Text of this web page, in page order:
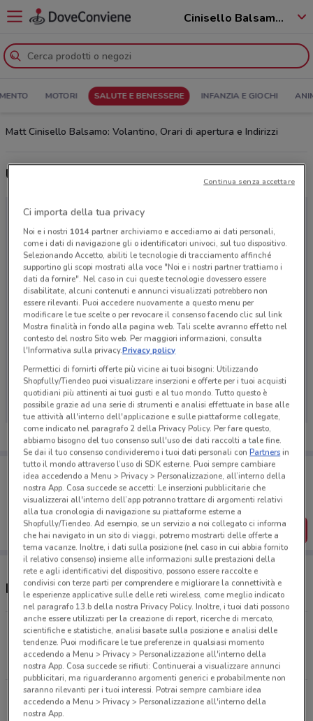
Cinisello Balsamo - 20092
MOTORI SALUTE E BENESSERE INFANZIA E GIOCHI
Matt Cinisello Balsamo: Volantino, Orari di apertura e Indirizzi
Ultime offerte del volantino Matt
Ci dispiace, al momento non abbiamo pubblicato
volantini nella tua zona. Riprova più tardi.
Porta DoveConviene sempre con te!
Puoi trovare le migliori offerte dei negozi vicino a te,
salvarle e creare la tua lista del risparmio, comodamente
dal tuo cellulare.
SCARICA L’APP
Negozi Matt a Cinisello Balsamo
Viale Fulvio Testi Angolo Via Giuseppe Sirtori
Cinisello Balsamo
1 km
APERTO
Viale Brianza, 2 Cinisello Balsamo
1.2 km
Ci importa della tua privacy
Noi e i nostri 1014partner archiviamo e accediamo ai dati personali,
come i dati di navigazione gli o identificatori univoci, sul tuo dispositivo.
Selezionando Accetto, abiliti le tecnologie di tracciamento affinché
supportino gli scopi mostrati alla voce "Noi e i nostri partner trattiamo i
dati da fornire". Nel caso in cui queste tecnologie dovessero essere
disabilitate, alcuni contenuti e annunci visualizzati potrebbero non
essere rilevanti. Puoi accedere nuovamente a questo menu per
modificare le tue scelte o per revocare il consenso facendo clic sul link
Mostra finalità in fondo alla pagina web. Tali scelte avranno effetto nel
contesto del nostro Sito web. Per maggiori informazioni, consulta
l'Informativa sulla privacy.Privacy policy
Permettici di fornirti offerte più vicine ai tuoi bisogni: Utilizzando
Shopfully/Tiendeo puoi visualizzare inserzioni e offerte per i tuoi acquisti
quotidiani più attinenti ai tuoi gusti e al tuo mondo. Tutto questo è
possibile grazie ad una serie di strumenti e analisi effettuate in base alle
tue attività all'interno dell'applicazione e sulle piattaforme collegate,
come indicato nel paragrafo 2 della Privacy Policy. Per fare questo,
abbiamo bisogno del tuo consenso sull'uso dei dati raccolti a tale fine.
Se dai il tuo consenso condivideremo i tuoi dati personali conPartnersin
tutto il mondo attraverso l’uso di SDK esterne. Puoi sempre cambiare
idea accedendo a Menu > Privacy > Personalizzazione, all’interno della
nostra App. Cosa succede se accetti: Le inserzioni pubblicitarie che
visualizzerai all'interno dell’app potranno trattare di argomenti relativi
alla tua cronologia di navigazione su piattaforme esterne a
Shopfully/Tiendeo. Ad esempio, se un servizio a noi collegato ci informa
che hai navigato in un sito di viaggi, potremo mostrarti delle offerte a
tema vacanze. Inoltre, i dati sulla posizione (nel caso in cui abbia fornito
il relativo consenso) insieme alle informazioni sulle prestazioni della
rete e agli identificativi del dispositivo, possono essere raccolte e
condivisi con terze parti per comprendere e migliorare la connettività e
le esperienze applicative sulle delle reti wireless, come meglio indicato
nel paragrafo 13.b della nostra Privacy Policy. Inoltre, i tuoi dati possono
anche essere utilizzati per la creazione di report, ricerche di mercato,
scientifiche e statistiche, analisi basate sulla posizione e analisi delle
tendenze. Puoi modificare le tue preferenze in qualsiasi momento
accedendo a Menu > Privacy > Personalizzazione all'interno della
nostra App. Cosa succede se rifiuti: Continuerai a visualizzare annunci
pubblicitari, ma riguarderanno argomenti generici e probabilmente non
saranno rilevanti per i tuoi interessi. Potrai sempre cambiare idea
accedendo a Menu > Privacy > Personalizzazione all'interno della
nostra App.
Continua senza accettare